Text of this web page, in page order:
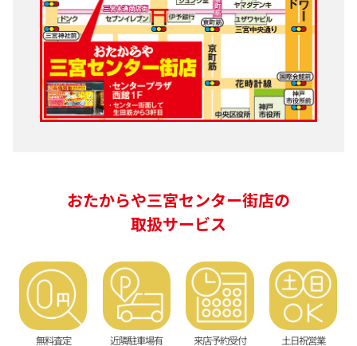
おたからや三宮センター街店の
取扱サービス
無料査定 近隣駐車場有 来店予約受付 土日祝営業